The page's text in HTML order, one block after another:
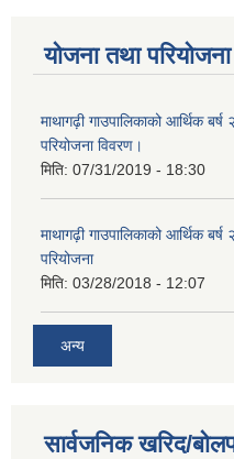
योजना तथा परियोजना
माथागढ़ी गाउपालिकाको आर्थिक
परियोजना विवरण।
मिति: 07/31/2019 - 18:30
माथागढ़ी गाउपालिकाको आर्थिक
परियोजना
मिति: 03/28/2018 - 12:07
अन्य
सार्वजनिक खरिद/